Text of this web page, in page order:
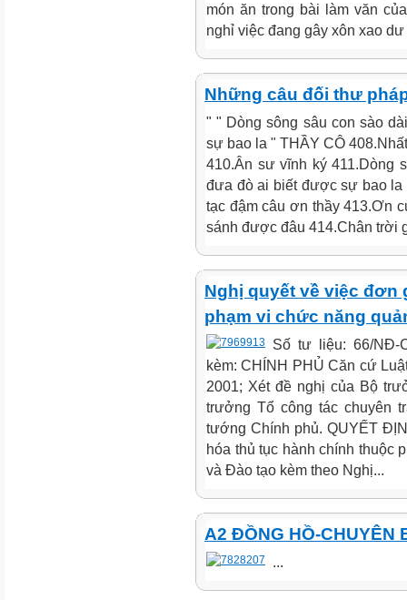
món ăn trong bài làm văn
nghỉ việc đang gây xôn xao
Những câu đối thư
" " Dòng sông sâu con sào
sự bao la " THẦY CÔ
410.Ân sư vĩnh ký 411.Dòng
đưa đò ai biết được sự bao la
tạc đậm câu ơn thầy 413.Ơn
sánh được đâu 414.Chân trời
Nghị quyết về việc đơn
phạm vi chức năng
Số tư liệu: 66/NĐ-
kèm: CHÍNH PHỦ Căn cứ
2001; Xét đề nghị của Bộ
trưởng Tổ công tác chuyên
tướng Chính phủ. QUYẾT
hóa thủ tục hành chính thuộc
và Đào tạo kèm theo Nghị...
A2 ĐỒNG HỒ-CHUYÊN
...